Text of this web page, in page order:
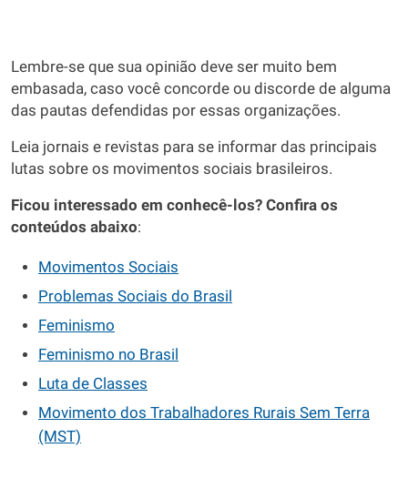
Lembre-se que sua opinião deve ser muito bem
embasada, caso você concorde ou discorde de alguma
das pautas defendidas por essas organizações.
Leia jornais e revistas para se informar das principais
lutas sobre os movimentos sociais brasileiros.
Ficou interessado em conhecê-los? Confira os
conteúdos abaixo:
Movimentos Sociais
Problemas Sociais do Brasil
Feminismo
Feminismo no Brasil
Luta de Classes
Movimento dos Trabalhadores Rurais Sem Terra
(MST)